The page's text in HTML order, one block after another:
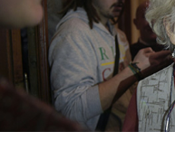
PODCAST
NEWSLETTER
I MIEI PREFERITI